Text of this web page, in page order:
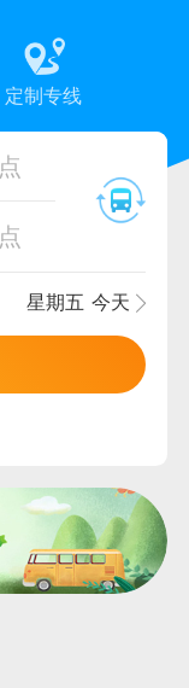
定制专线
星期五 今天